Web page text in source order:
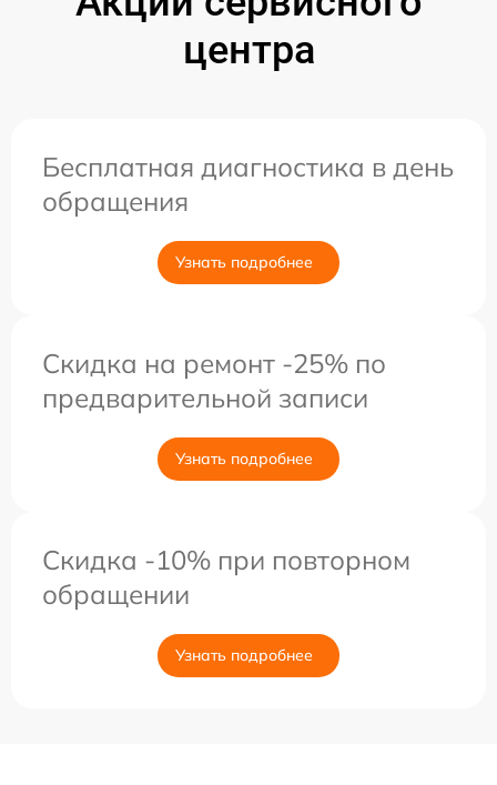
центра
Бесплатная диагностика в день
обращения
Узнать подробнее
Скидка на ремонт -25% по
предварительной записи
Узнать подробнее
Скидка -10% при повторном
обращении
Узнать подробнее